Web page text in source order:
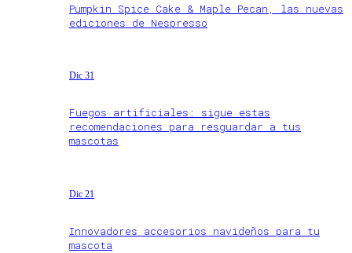
Pumpkin Spice Cake & Maple Pecan, las nuevas
ediciones de Nespresso
Dic 31
Fuegos artificiales: sigue estas
recomendaciones para resguardar a tus
mascotas
Dic 21
Innovadores accesorios navideños para tu
mascota